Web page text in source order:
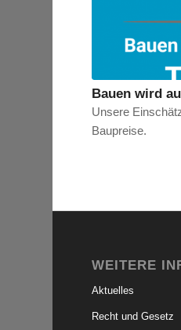
Bauen wird
Unsere
Baupreise.
WEITERE
Aktuelles
Recht und Gesetz